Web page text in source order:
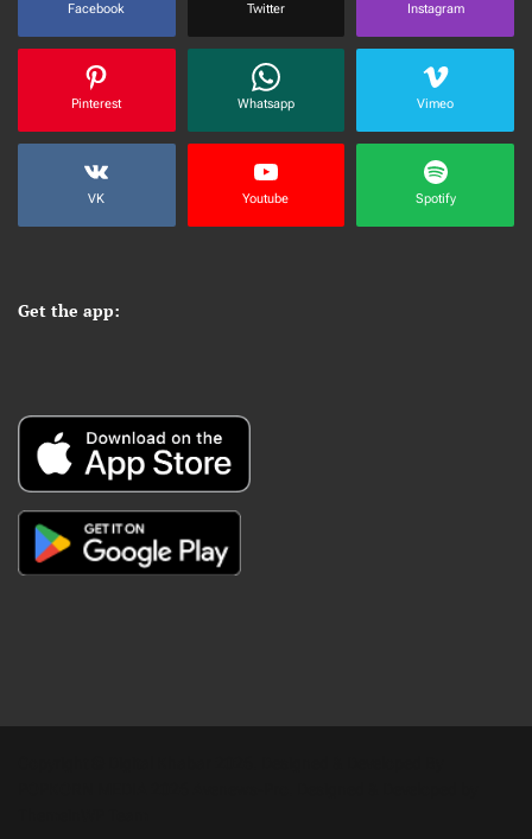
Facebook Twitter Instagram
Pinterest Whatsapp Vimeo
VK Youtube Spotify
Get the app: